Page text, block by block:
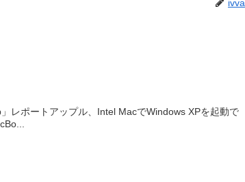
ivva
レポートアップル、Intel MacでWindows XPを起動で